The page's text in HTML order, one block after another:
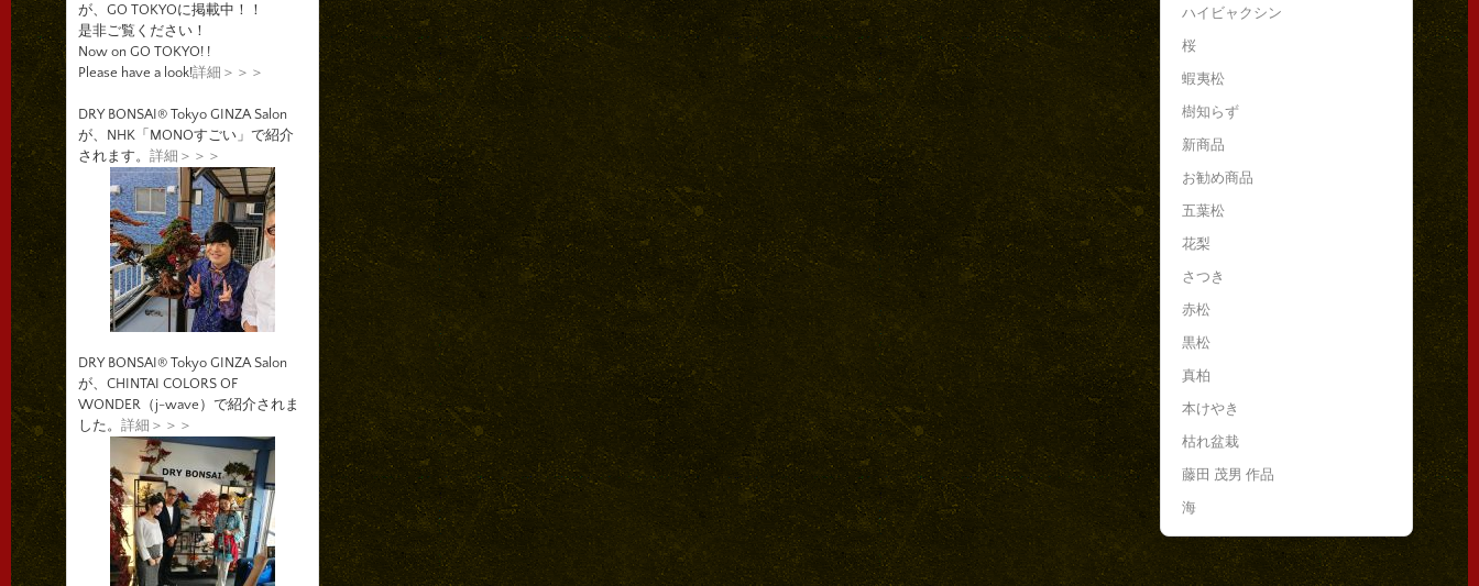
ハイビャクシン
桜
蝦夷松
樹知らず
新商品
お勧め商品
五葉松
花梨
さつき
赤松
黒松
真柏
本けやき
枯れ盆栽
藤田 茂男 作品
海
が、GO TOKYOに掲載中！！
是非ご覧ください！
Now on GO TOKYO! !
Please have a look!詳細＞＞＞
DRY BONSAI® Tokyo GINZA Salon
が、NHK「MONOすごい」で紹介
されます。 詳細＞＞＞
DRY BONSAI® Tokyo GINZA Salon
が、CHINTAI COLORS OF
WONDER（j-wave）で紹介されま
した。 詳細＞＞＞